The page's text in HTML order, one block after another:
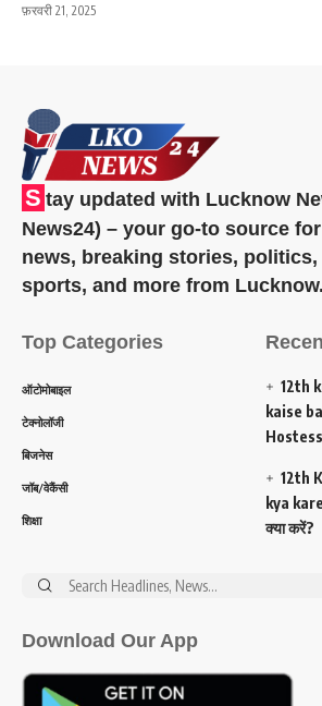
फ़रवरी 21, 2025
S tay updated with Lucknow
News24) – your go-to source
news, breaking stories,
sports, and more from Lucknow.
Top Categories
ऑटोमोबाइल
टेक्नोलॉजी
बिजनेस
जॉब/वेकैंसी
शिक्षा
12th
kaise
12th
kya
क्या करें?
Search
Download Our App